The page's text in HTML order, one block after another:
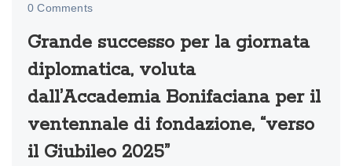
0 Comments
Grande successo per la giornata
diplomatica, voluta
dall’Accademia Bonifaciana per il
ventennale di fondazione, “verso
il Giubileo 2025”